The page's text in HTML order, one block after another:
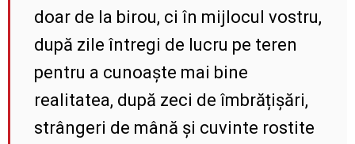
doar de la birou, ci în mijlocul vostru,
după zile întregi de lucru pe teren
pentru a cunoaște mai bine
realitatea, după zeci de îmbrățișări,
strângeri de mână și cuvinte rostite